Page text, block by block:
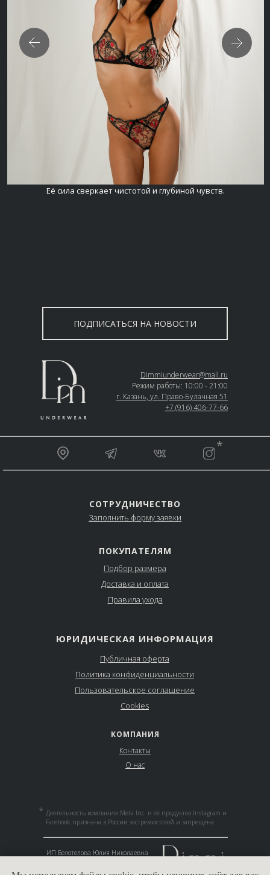
Её сила сверкает чистотой и глубиной чувств.
ПОДПИСАТЬСЯ НА НОВОСТИ
Dimmiunderwear@mail.ru
Режим работы: 10:00 - 21:00
г. Казань, ул. Право-Булачная 51
+7 (916) 406-77-66
*
КОМПАНИЯ
Контакты
О нас
ПОКУПАТЕЛЯМ
СОТРУДНИЧЕСТВО
Подбор размера
Доставка и оплата
Правила ухода
Заполнить форму заявки
ЮРИДИЧЕСКАЯ ИНФОРМАЦИЯ
Публичная оферта
Политика конфиденциальности
Пользовательское соглашение
Cookies
ИП Белотелова Юлия Николаевна
ОГРНИП 318169000117736
__________________________________
Деятельность компании Meta Inc. и её продуктов Instagram и
Facebook признана в России экстремистской и запрещена.
*